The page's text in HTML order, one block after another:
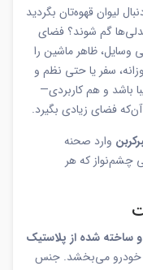
لیوان قهوه‌تان بگردید
گم شوند؟ فضای
ظاهر ماشین را
سفر یا حتی نظم و
باشد و هم کاربردی—
فضای زیادی بگیرد.
وارد صحنه
چشم‌نواز که هر
ساخته شده از پلاستیک
خودرو می‌بخشد. جنس